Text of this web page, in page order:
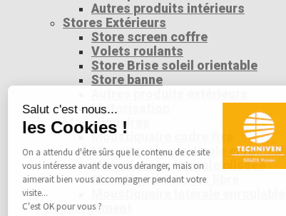
Autres produits intérieurs
Stores Extérieurs
Store screen coffre
Volets roulants
Store Brise soleil orientable
Store banne
Motorisation
Moustiquaires
Moustiquaire cadre fixe
Moustiquaire verticale enroulable
Moustiquaire latérale plissée
Moustiquaire accès libre
Téléchargement